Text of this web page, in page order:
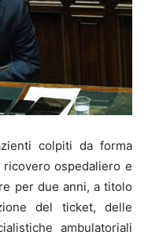
colpiti da forma
ospedaliero e
per due anni, a titolo
del ticket, delle
ambulatoriali